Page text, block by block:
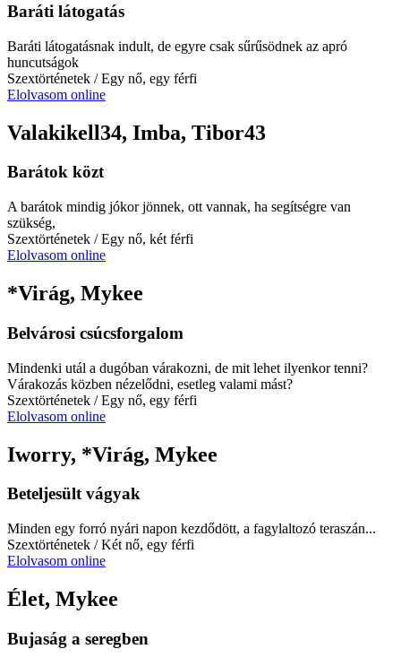
Baráti látogatás
Baráti látogatásnak indult, de egyre csak sűrűsödnek az apró
huncutságok
Szextörténetek / Egy nő, egy férfi
Elolvasom online
Valakikell34, Imba, Tibor43
Barátok közt
A barátok mindig jókor jönnek, ott vannak, ha segítségre van
szükség,
Szextörténetek / Egy nő, két férfi
Elolvasom online
*Virág, Mykee
Belvárosi csúcsforgalom
Mindenki utál a dugóban várakozni, de mit lehet ilyenkor tenni?
Várakozás közben nézelődni, esetleg valami mást?
Szextörténetek / Egy nő, egy férfi
Elolvasom online
Iworry, *Virág, Mykee
Beteljesült vágyak
Minden egy forró nyári napon kezdődött, a fagylaltozó teraszán...
Szextörténetek / Két nő, egy férfi
Elolvasom online
Élet, Mykee
Bujaság a seregben